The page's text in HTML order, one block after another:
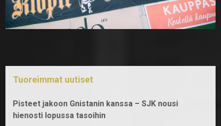
Tuoreimmat uutiset
Pisteet jakoon Gnistanin kanssa – SJK nousi
hienosti lopussa tasoihin